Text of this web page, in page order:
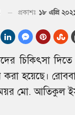
প্রকাশঃ ১৮ এপ্রি
চিকিৎসা
করা হয়েছে।
মো. আতিকুল